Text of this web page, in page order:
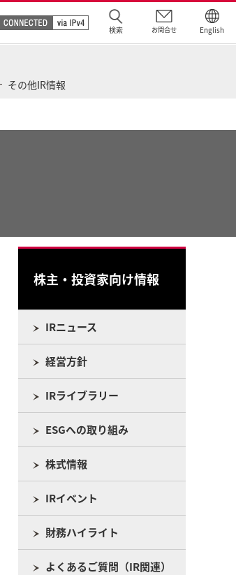
検索 お問合せ English
その他IR情報
株主・投資家向け情報
IRニュース
経営方針
IRライブラリー
ESGへの取り組み
株式情報
IRイベント
財務ハイライト
よくあるご質問（IR関連）